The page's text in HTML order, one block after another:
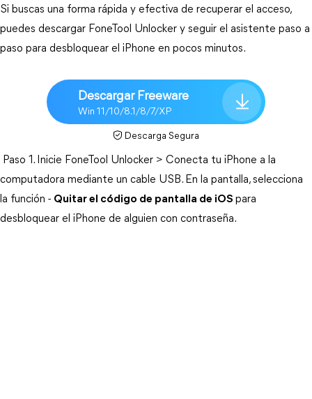
Si buscas una forma rápida y efectiva de recuperar el acceso,
puedes descargar FoneTool Unlocker y seguir el asistente paso a
paso para desbloquear el iPhone en pocos minutos.
Descargar Freeware
Win 11/10/8.1/8/7/XP
Descarga Segura
Paso 1. Inicie FoneTool Unlocker > Conecta tu iPhone a la
computadora mediante un cable USB. En la pantalla, selecciona
la función - Quitar el código de pantalla de iOS para
desbloquear el iPhone de alguien con contraseña.